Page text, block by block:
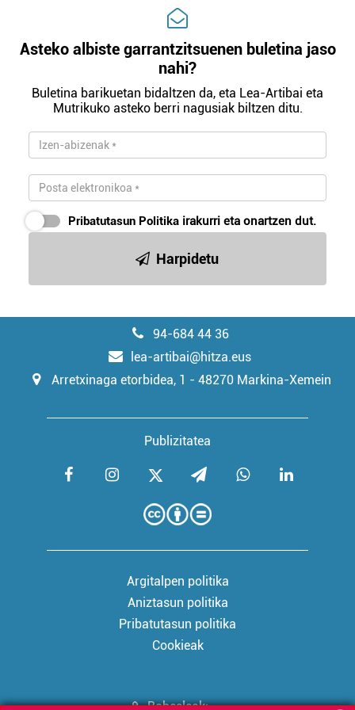
Asteko albiste garrantzitsuenen buletina jaso
nahi?
Buletina barikuetan bidaltzen da, eta Lea-Artibai eta
Mutrikuko asteko berri nagusiak biltzen ditu.
Pribatutasun Politika irakurri eta onartzen dut.
Harpidetu
94-684 44 36
lea-artibai@hitza.eus
Arretxinaga etorbidea, 1 - 48270 Markina-Xemein
Publizitatea
Argitalpen politika
Aniztasun politika
Pribatutasun politika
Cookieak
Babesleak: